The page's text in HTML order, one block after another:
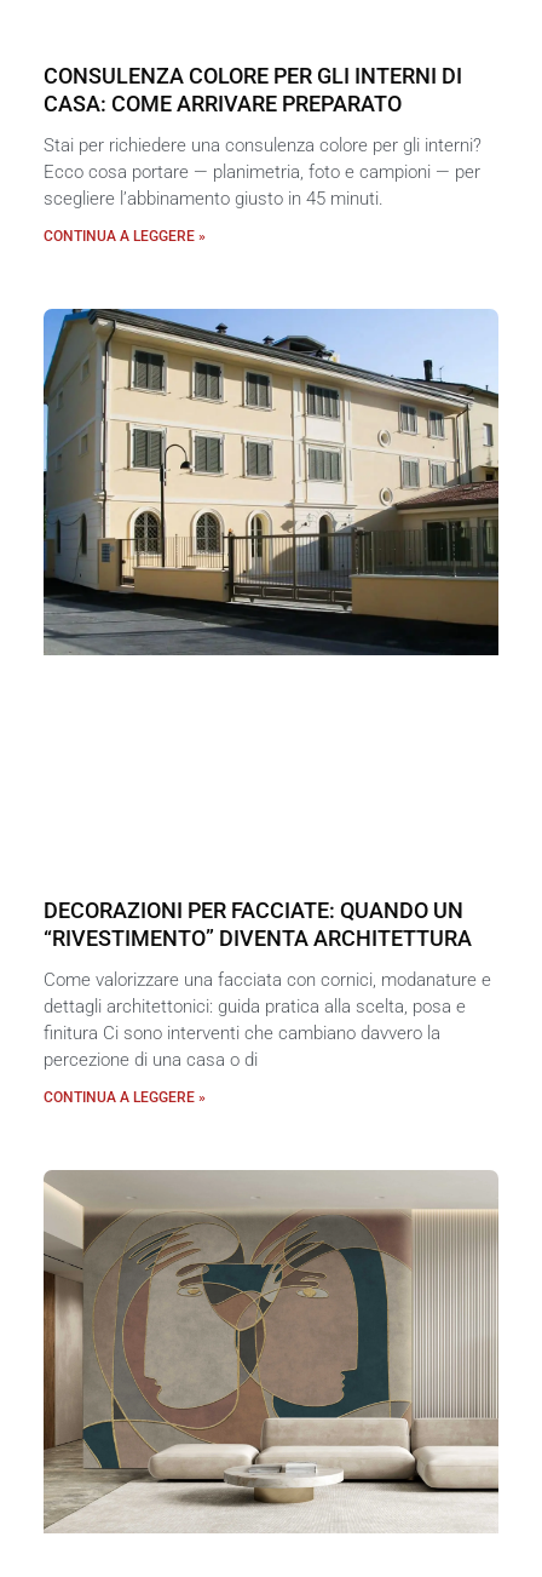
CONSULENZA COLORE PER GLI INTERNI DI
CASA: COME ARRIVARE PREPARATO
Stai per richiedere una consulenza colore per gli interni?
Ecco cosa portare — planimetria, foto e campioni — per
scegliere l’abbinamento giusto in 45 minuti.
CONTINUA A LEGGERE »
DECORAZIONI PER FACCIATE: QUANDO UN
“RIVESTIMENTO” DIVENTA ARCHITETTURA
Come valorizzare una facciata con cornici, modanature e
dettagli architettonici: guida pratica alla scelta, posa e
finitura Ci sono interventi che cambiano davvero la
percezione di una casa o di
CONTINUA A LEGGERE »